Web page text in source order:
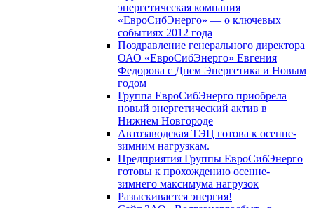
энергетическая компания
«ЕвроСибЭнерго» — о ключевых
событиях 2012 года
Поздравление генерального директора
ОАО «ЕвроСибЭнерго» Евгения
Федорова с Днем Энергетика и Новым
годом
Группа ЕвроСибЭнерго приобрела
новый энергетический актив в
Нижнем Новгороде
Автозаводская ТЭЦ готова к осенне-
зимним нагрузкам.
Предприятия Группы ЕвроСибЭнерго
готовы к прохождению осенне-
зимнего максимума нагрузок
Разыскивается энергия!